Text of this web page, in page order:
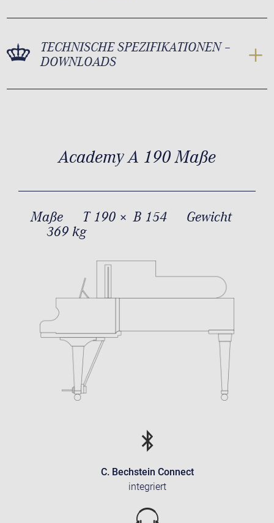
TECHNISCHE SPEZIFIKATIONEN –
DOWNLOADS
Academy A 190 Maße
Maße T 190 × B 154
Gewicht
369 kg
C. Bechstein Connect
integriert